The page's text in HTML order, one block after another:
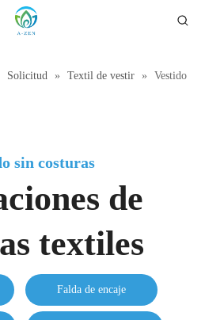
Solicitud » Textil de vestir »
Vestido
sin costuras
de
textiles
Falda de encaje